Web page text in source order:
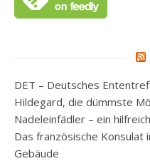
DET – Deutsches
Hildegard, die dümmste
Nadeleinfädler – ein
Das französische Konsulat
Gebäude